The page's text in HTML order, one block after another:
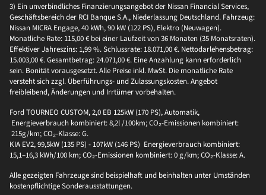
3) Ein unverbindliches Finanzierungsangebot der Nissan Financial Services,
Geschäftsbereich der RCI Banque S.A., Niederlassung Deutschland. Fahrzeug:
Nissan MICRA Engage, 40 kWh, 90 kW (122 PS), Elektro (Neuwagen).
Monatliche Rate: 115,00 € bei einer Laufzeit von 36 Monaten (35 Monatsraten).
Effektiver Jahreszins: 1,99 %. Schlussrate: 18.071,00 €. Nettodarlehensbetrag:
15.003,00 €. Gesamtbetrag: 24.071,00 €. Eine Anzahlung kann erforderlich
sein. Bonität vorausgesetzt. Alle Preise inkl. MwSt. Die monatliche Rate
versteht sich zzgl. Überführungs- und Zulassungskosten. Angebot
freibleibend, Änderungen und Irrtümer vorbehalten.
Ford TOURNEO CUSTOM, 2,0 EB 125kW (170 PS), Automatik,
Energieverbrauch kombiniert: 8,2l /100km; CO₂-Emissionen kombiniert:
215g/km; CO₂-Klasse: G.
KIA EV2, 99,5kW (135 PS) - 107kW (146 PS) Energieverbrauch kombiniert:
15,1–16,3 kWh/100 km; CO₂-Emissionen kombiniert: 0 g/km; CO₂-Klasse: A.
Alle gezeigten Fahrzeuge sind beispielhaft und beinhalten unter Umständen
kostenpflichtige Sonderausstattungen.